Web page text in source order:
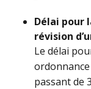
Délai pour
révision
Le délai
passant de